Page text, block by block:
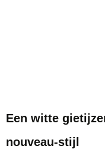
Een witte
nouveau-stijl